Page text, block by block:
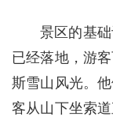
景区的基
已经落地，游
斯雪山风光。
客从山下坐索